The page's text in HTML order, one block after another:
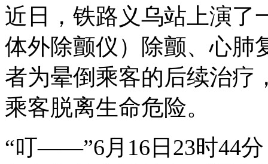
近日，铁路义乌站上演了
体外除颤仪）除颤、心肺
者为晕倒乘客的后续治疗
乘客脱离生命危险。
“叮——”6月16日23时44